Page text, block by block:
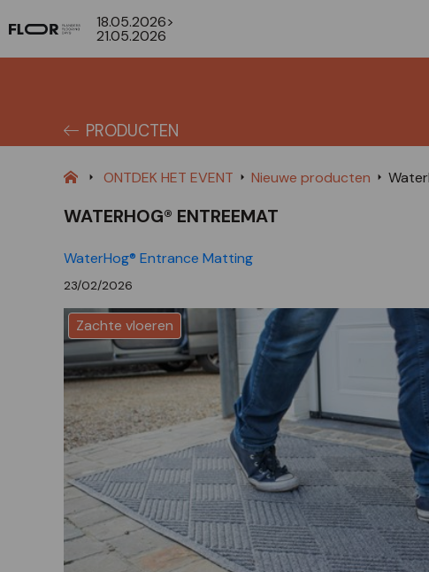
18.05.2026>
21.05.2026
PRODUCTEN
ONTDEK HET EVENT Nieuwe producten
WATERHOG® ENTREEMAT
Zachte vloeren
WaterHog® Entrance Matting
23/02/2026